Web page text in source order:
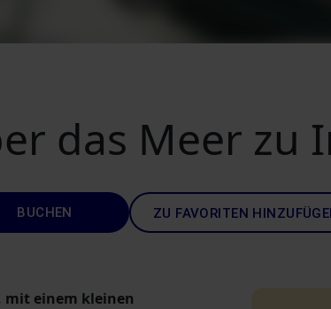
das Meer zu
BUCHEN ZU FAVORITEN
mit einem kleinen